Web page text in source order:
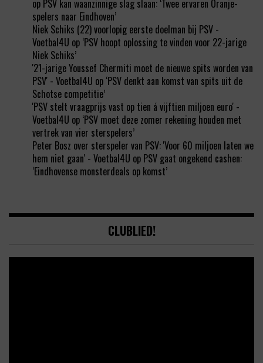
op PSV kan waanzinnige slag slaan: ‘Twee ervaren Oranje-
spelers naar Eindhoven’
Niek Schiks (22) voorlopig eerste doelman bij PSV -
Voetbal4U op ‘PSV hoopt oplossing te vinden voor 22-jarige
Niek Schiks’
'21-jarige Youssef Chermiti moet de nieuwe spits worden van
PSV' - Voetbal4U op ‘PSV denkt aan komst van spits uit de
Schotse competitie’
'PSV stelt vraagprijs vast op tien á vijftien miljoen euro' -
Voetbal4U op ‘PSV moet deze zomer rekening houden met
vertrek van vier sterspelers’
Peter Bosz over sterspeler van PSV: 'Voor 60 miljoen laten we
hem niet gaan' - Voetbal4U op PSV gaat ongekend cashen:
‘Eindhovense monsterdeals op komst’
CLUBLIED!